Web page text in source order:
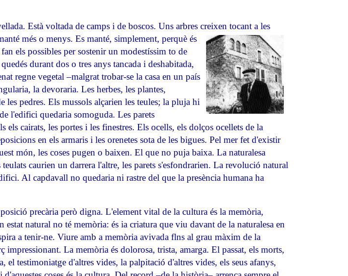
Està voltada de camps i de boscos. Uns arbres creixen tocant a les
més o menys. Es manté, simplement, perquè és
els possibles per sostenir un modestíssim to de
durant dos o tres anys tancada i deshabitada,
regne vegetal –malgrat trobar-se la casa en un país
la devoraria. Les herbes, les plantes,
les pedres. Els mussols alçarien les teules; la pluja hi
l'edifici quedaria somoguda. Les parets
els cairats, les portes i les finestres. Els ocells, els dolços ocellets de la
en els armaris i les orenetes sota de les bigues. Pel mer fet d'existir
món, les coses pugen o baixen. El que no puja baixa. La naturalesa
caurien un darrera l'altre, les parets s'esfondrarien. La revolució natural
Al capdavall no quedaria ni rastre del que la presència humana ha
precària però digna. L'element vital de la cultura és la memòria,
natural no té memòria: és ia criatura que viu davant de la naturalesa en
a tenir-ne. Viure amb a memòria avivada flns al grau màxim de la
impressionant. La memòria és dolorosa, trista, amarga. El passat, els morts,
el testimoniatge d'altres vides, la palpitació d'altres vides, els seus afanys,